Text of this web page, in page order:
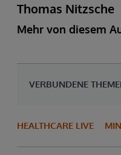
Thomas Nitzsche
Mehr von diesem
VERBUNDENE
HEALTHCARE LIVE